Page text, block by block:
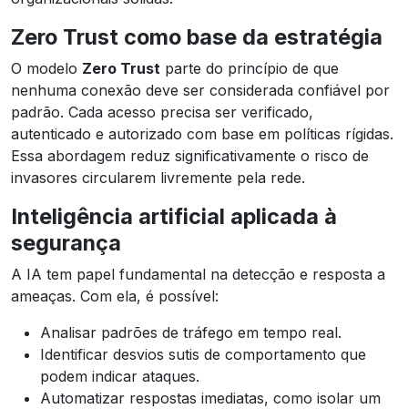
Zero Trust como base da estratégia
O modelo Zero Trust parte do princípio de que
nenhuma conexão deve ser considerada confiável por
padrão. Cada acesso precisa ser verificado,
autenticado e autorizado com base em políticas rígidas.
Essa abordagem reduz significativamente o risco de
invasores circularem livremente pela rede.
Inteligência artificial aplicada à
segurança
A IA tem papel fundamental na detecção e resposta a
ameaças. Com ela, é possível:
Analisar padrões de tráfego em tempo real.
Identificar desvios sutis de comportamento que
podem indicar ataques.
Automatizar respostas imediatas, como isolar um